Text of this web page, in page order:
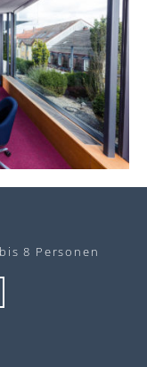
8 Personen